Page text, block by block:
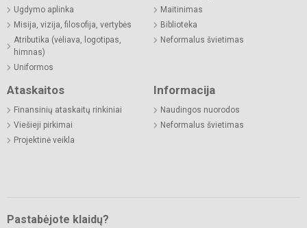
Ugdymo aplinka
Misija, vizija, filosofija, vertybės
Atributika (vėliava, logotipas,
himnas)
Uniformos
Maitinimas
Biblioteka
Neformalus švietimas
Ataskaitos
Finansinių ataskaitų rinkiniai
Viešieji pirkimai
Projektinė veikla
Informacija
Naudingos nuorodos
Neformalus švietimas
Pastabėjote klaidų?